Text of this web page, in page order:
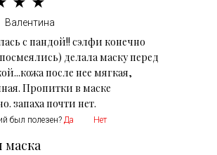
Валентина
с пандой!! сэлфи конечно
делала маску перед
после нее мягкая,
Пропитки в маске
запаха почти нет.
был полезен? Да Нет
маска